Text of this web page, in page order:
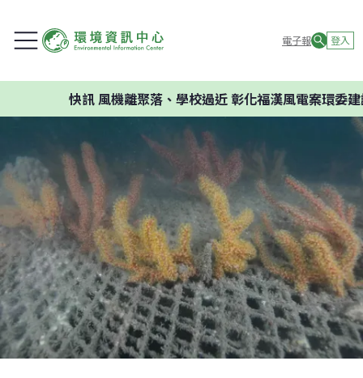
電子報 登入
風機離聚落、學校過近 彰化福漢風電案環委建議不應開發